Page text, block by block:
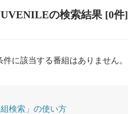
の検索結果 [0件]
件に該当する番組はありません。
組検索」の使い方